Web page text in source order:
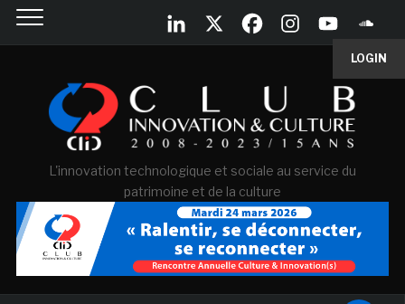
LOGIN
L'innovation technologique et sociale au service du
patrimoine et de la culture